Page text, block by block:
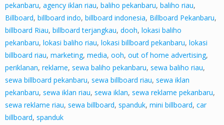
pekanbaru, agency iklan riau, baliho pekanbaru, baliho riau,
Billboard, billboard indo, billboard indonesia, Billboard Pekanbaru,
billboard Riau, billboard terjangkau, dooh, lokasi baliho
pekanbaru, lokasi baliho riau, lokasi billboard pekanbaru, lokasi
billboard riau, marketing, media, ooh, out of home advertising,
periklanan, reklame, sewa baliho pekanbaru, sewa baliho riau,
sewa billboard pekanbaru, sewa billboard riau, sewa iklan
pekanbaru, sewa iklan riau, sewa iklan, sewa reklame pekanbaru,
sewa reklame riau, sewa billboard, spanduk, mini billboard, car
billboard, spanduk